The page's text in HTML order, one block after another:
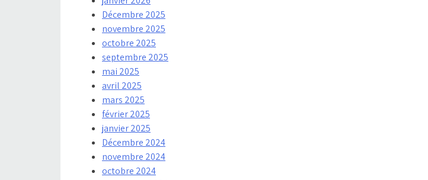
Décembre 2025
novembre 2025
octobre 2025
septembre 2025
mai 2025
avril 2025
mars 2025
février 2025
janvier 2025
Décembre 2024
novembre 2024
octobre 2024